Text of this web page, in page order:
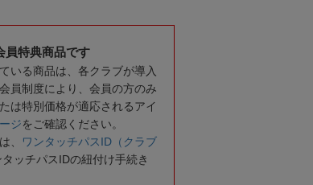
員特典商品です
いる商品は、各クラブが導入
員制度により、会員の方のみ
は特別価格が適応されるアイ
ジをご確認ください。
、
ワンタッチパスID（クラブ
ッチパスIDの紐付け手続き